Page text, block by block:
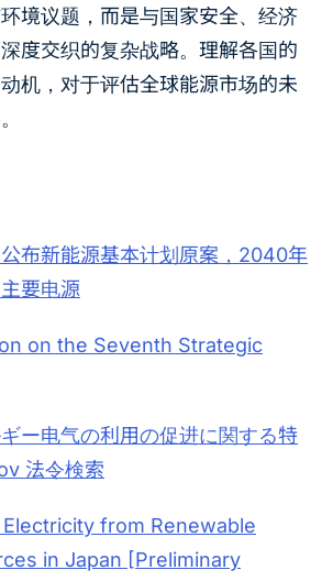
境议题，而是与国家安全、经济
度交织的复杂战略。理解各国的
机，对于评估全球能源市场的未
布新能源基本计划原案，2040年
要电源
on the Seventh Strategic
ー电气の利用の促进に関する特
法令検索
from Renewable
in Japan [Preliminary